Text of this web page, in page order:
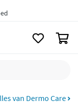
*
van Dermo Care